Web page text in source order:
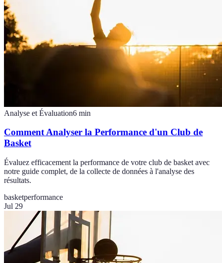
Analyse et Évaluation6 min
Comment Analyser la Performance d'un Club de
Basket
Évaluez efficacement la performance de votre club de basket avec
notre guide complet, de la collecte de données à l'analyse des
résultats.
basketperformance
Jul 29